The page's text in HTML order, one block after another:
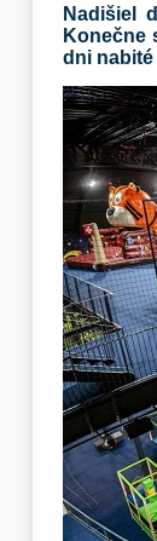
Nadišiel
Konečne
dni